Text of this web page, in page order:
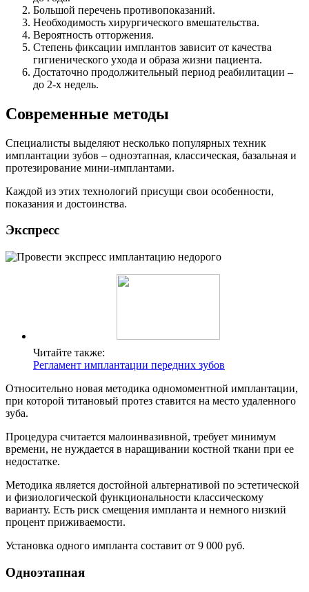
Большой перечень противопоказаний.
Необходимость хирургического вмешательства.
Вероятность отторжения.
Степень фиксации имплантов зависит от качества
гигиенического ухода и образа жизни пациента.
Достаточно продолжительный период реабилитации –
до 2-х недель.
Современные методы
Специалисты выделяют несколько популярных техник
имплантации зубов – одноэтапная, классическая, базальная и
протезирование мини-имплантами.
Каждой из этих технологий присущи свои особенности,
показания и достоинства.
Экспресс
Читайте также:
Регламент имплантации передних зубов
Относительно новая методика одномоментной имплантации,
при которой титановый протез ставится на место удаленного
зуба.
Процедура считается малоинвазивной, требует минимум
времени, не нуждается в наращивании костной ткани при ее
недостатке.
Методика является достойной альтернативой по эстетической
и физиологической функциональности классическому
варианту. Есть риск смещения импланта и немного низкий
процент приживаемости.
Установка одного импланта составит от 9 000 руб.
Одноэтапная